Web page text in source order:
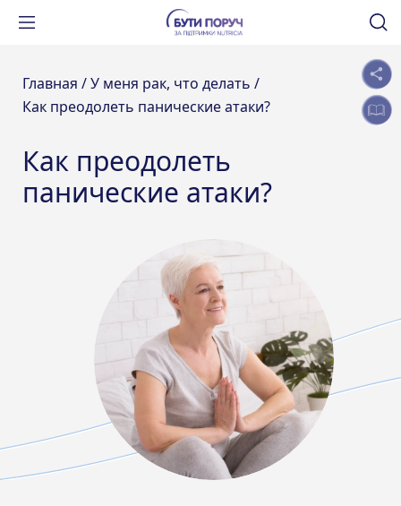
Главная /У меня рак, что делать /
Как преодолеть панические атаки?
Как преодолеть
панические атаки?